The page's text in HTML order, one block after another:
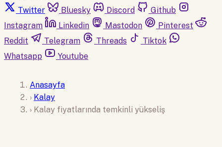
Twitter
Bluesky Discord
Github
Instagram
Linkedin Mastodon
Pinterest
Reddit
Telegram Threads
Tiktok
Whatsapp
Youtube
Anasayfa
› Kalay
› Kalay fiyatlarında temkinli yükseliş